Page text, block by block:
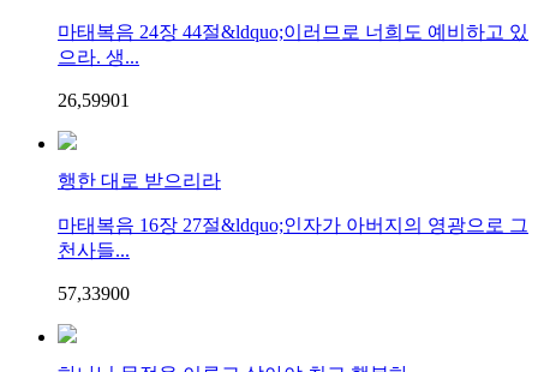
마태복음 24장 44절&ldquo;이러므로 너희도 예비하고 있
으라. 생...
26,59901
행한 대로 받으리라
마태복음 16장 27절&ldquo;인자가 아버지의 영광으로 그
천사들...
57,33900